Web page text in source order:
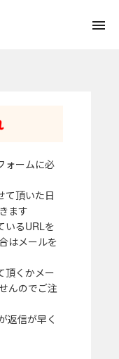
toggle
ォームに必
て頂いた日
ます
いるURLを
はメールを
頂くかメー
んのでご注
返信が早く